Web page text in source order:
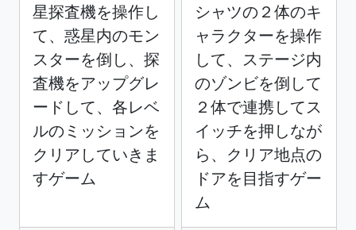
星探査機を操作し
て、惑星内のモン
スターを倒し、探
査機をアップグレ
ードして、各レベ
ルのミッションを
クリアしていきま
すゲーム
シャツの２体のキ
ャラクターを操作
して、ステージ内
のゾンビを倒して
２体で連携してス
イッチを押しなが
ら、クリア地点の
ドアを目指すゲー
ム